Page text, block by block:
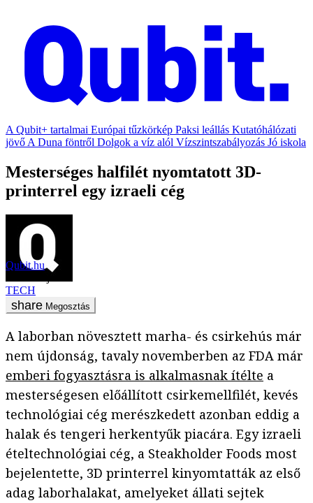
A Qubit+ tartalmai Európai tűzkörkép Paksi leállás Kutatóhálózati
jövő A Duna föntről Dolgok a víz alól Vízszintszabályozás Jó iskola
Mesterséges halfilét nyomtatott 3D-
printerrel egy izraeli cég
Qubit.hu
TECH
Megosztás
A laborban növesztett marha- és csirkehús már
nem újdonság, tavaly novemberben az FDA már
emberi fogyasztásra is alkalmasnak ítélte a
mesterségesen előállított csirkemellfilét, kevés
technológiai cég merészkedett azonban eddig a
halak és tengeri herkentyűk piacára. Egy izraeli
ételtechnológiai cég, a Steakholder Foods most
bejelentette, 3D printerrel kinyomtatták az első
adag laborhalakat, amelyeket állati sejtek